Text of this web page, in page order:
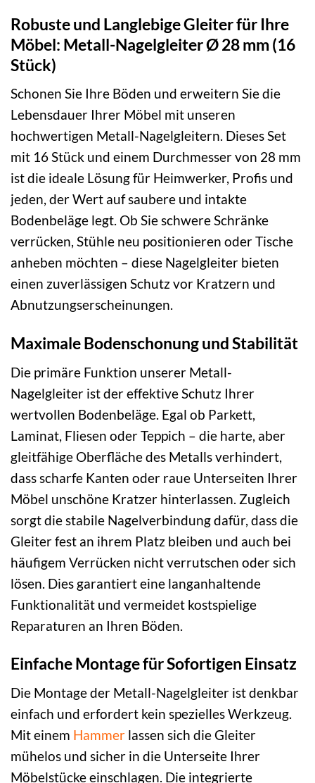
Robuste und Langlebige Gleiter für Ihre
Möbel: Metall-Nagelgleiter Ø 28 mm (16
Stück)
Schonen Sie Ihre Böden und erweitern Sie die
Lebensdauer Ihrer Möbel mit unseren
hochwertigen Metall-Nagelgleitern. Dieses Set
mit 16 Stück und einem Durchmesser von 28 mm
ist die ideale Lösung für Heimwerker, Profis und
jeden, der Wert auf saubere und intakte
Bodenbeläge legt. Ob Sie schwere Schränke
verrücken, Stühle neu positionieren oder Tische
anheben möchten – diese Nagelgleiter bieten
einen zuverlässigen Schutz vor Kratzern und
Abnutzungserscheinungen.
Maximale Bodenschonung und Stabilität
Die primäre Funktion unserer Metall-
Nagelgleiter ist der effektive Schutz Ihrer
wertvollen Bodenbeläge. Egal ob Parkett,
Laminat, Fliesen oder Teppich – die harte, aber
gleitfähige Oberfläche des Metalls verhindert,
dass scharfe Kanten oder raue Unterseiten Ihrer
Möbel unschöne Kratzer hinterlassen. Zugleich
sorgt die stabile Nagelverbindung dafür, dass die
Gleiter fest an ihrem Platz bleiben und auch bei
häufigem Verrücken nicht verrutschen oder sich
lösen. Dies garantiert eine langanhaltende
Funktionalität und vermeidet kostspielige
Reparaturen an Ihren Böden.
Einfache Montage für Sofortigen Einsatz
Die Montage der Metall-Nagelgleiter ist denkbar
einfach und erfordert kein spezielles Werkzeug.
Mit einem Hammer lassen sich die Gleiter
mühelos und sicher in die Unterseite Ihrer
Möbelstücke einschlagen. Die integrierte